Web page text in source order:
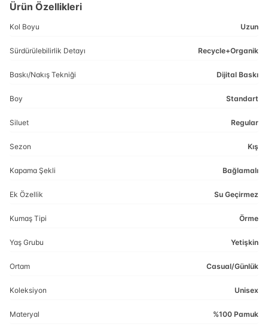
Ürün Özellikleri
Kol Boyu Uzun
Sürdürülebilirlik Detayı Recycle+Organik
Baskı/Nakış Tekniği Dijital Baskı
Boy Standart
Siluet Regular
Sezon Kış
Kapama Şekli Bağlamalı
Ek Özellik Su Geçirmez
Kumaş Tipi Örme
Yaş Grubu Yetişkin
Ortam Casual/Günlük
Koleksiyon Unisex
Materyal %100 Pamuk